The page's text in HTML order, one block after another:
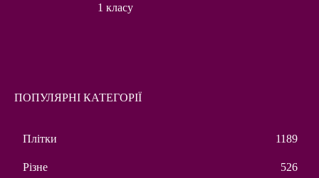
1 класу
ПОПУЛЯРНІ КАТЕГОРІЇ
Плітки 1189
Різне 526